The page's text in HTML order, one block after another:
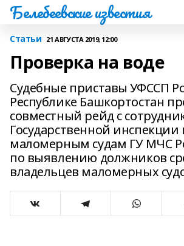
Белебеевские известия
Статьи 21 АВГУСТА 2019, 12:00
Проверка на воде
Судебные приставы УФССП
Республике Башкортостан
совместный рейд с
Государственной инспекции
маломерным судам ГУ МЧС
по выявлению должников
владельцев маломерных